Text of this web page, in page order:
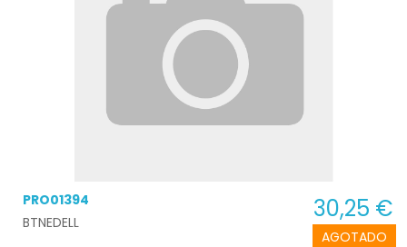
AGOTADO
PRO01394
BTNEDELL
30,25 €